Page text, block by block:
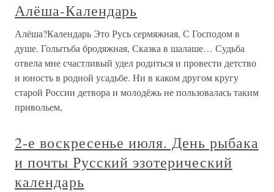
Алёша‑Календарь
Алёша?Календарь Это Русь сермяжная, С Господом в
душе. Голытьба бродяжная, Сказка в шалаше… Судьба
отвела мне счастливый удел родиться и провести детство
и юность в родной усадьбе. Ни в каком другом кругу
старой России детвора и молодёжь не пользовалась таким
привольем,
2-е воскресенье июля. День рыбака
и почты Русский эзотерический
календарь